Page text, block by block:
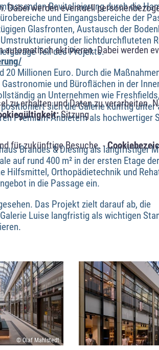
werden eventuell
aktivieren. Dabei werden
zu erhalten und Daten zu verarbeiten.
Sitzung
für zukünftige Besuche. -
Revitalisierung durch die
und Eingangsbereiche der
Glasfronten, Austausch der
der lichtdurchfluteten
Teil des Projekts.
Millionen Euro. Durch die
und Büroflächen in der
an Unternehmen wie
sich die Galerie künftig unter
Premium-Anbietern als hochwertiger
Brandes & Diesing als langfristiger
auf rund 400 m² in der ersten Etage
Orthopädietechnik und
in die Passage ein.
Das Projekt zielt darauf ab, die
Luise langfristig als wichtigen
© Olaf Mahlstedt